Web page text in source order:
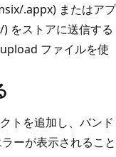
.appx) またはアプ
をストアに送信する
ファイルを使
トを追加し、バンド
ーが表示されること